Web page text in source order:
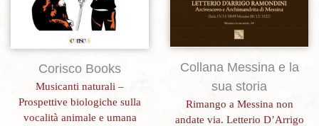
Corisco Books
Musicanti naturali –
Prospettive biologiche sulla
vocalità animale e umana
Collana Messina e la
sua storia
Rimango a Messina non
andate via. Letterio D’Arrigo